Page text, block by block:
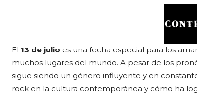
El 13 de julio es una fecha especial para los
muchos lugares del mundo. A pesar de los
sigue siendo un género influyente y en
rock en la cultura contemporánea y cómo ha